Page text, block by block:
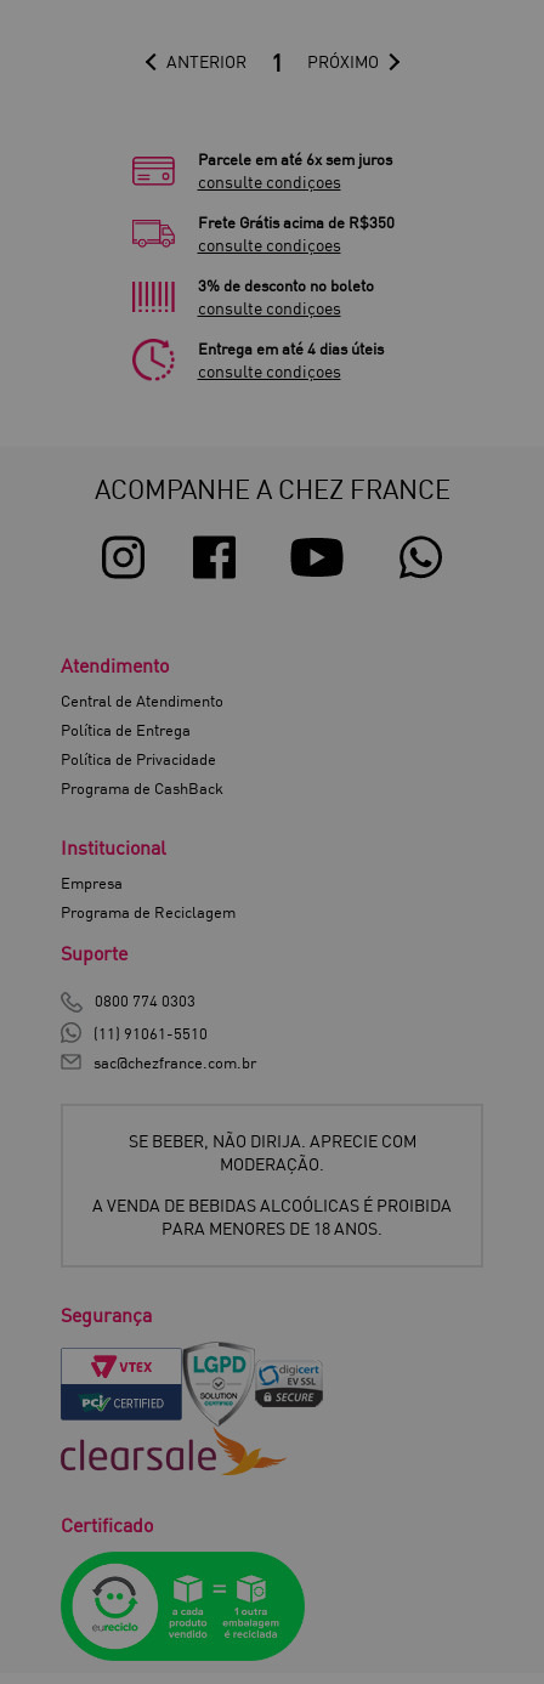
ANTERIOR 1 PRÓXIMO
Parcele em até 6x sem juros
consulte condiçoes
Frete Grátis acima de R$350
consulte condiçoes
3% de desconto no boleto
consulte condiçoes
Entrega em até 4 dias úteis
consulte condiçoes
ACOMPANHE A CHEZ FRANCE
Atendimento
Central de Atendimento
Política de Entrega
Política de Privacidade
Programa de CashBack
Institucional
Empresa
Programa de Reciclagem
Suporte
0800 774 0303
(11) 91061-5510
sac@chezfrance.com.br
SE BEBER, NÃO DIRIJA. APRECIE COM
MODERAÇÃO.
A VENDA DE BEBIDAS ALCOÓLICAS É PROIBIDA
PARA MENORES DE 18 ANOS.
Segurança
Certificado